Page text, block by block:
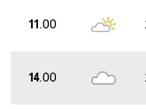
11 .00
14.00